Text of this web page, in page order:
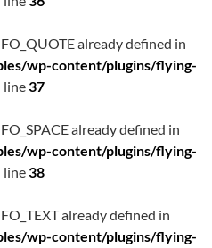
already defined in
wp-content/plugins/flying-
line37
already defined in
wp-content/plugins/flying-
line38
already defined in
wp-content/plugins/flying-